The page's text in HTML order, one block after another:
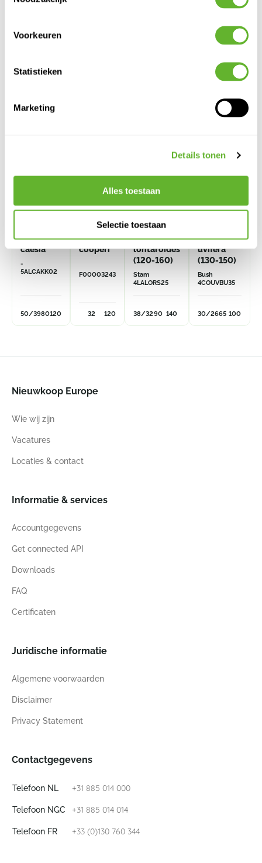
Voorkeuren
Statistieken
Marketing
Details tonen
Alles toestaan
Selectie toestaan
Aloe
caesia
-
5ALCAKK02
50/3980120
Cyathea
cooperi
F00003243
32 120
Latania
lontaroides
(120-160)
Stam
4LALORS25
38/3290 140
Coccoloba
uvifera
(130-150)
Bush
4COUVBU35
30/2665 100
Nieuwkoop Europe
Wie wij zijn
Vacatures
Locaties & contact
Informatie & services
Accountgegevens
Get connected API
Downloads
FAQ
Certificaten
Juridische informatie
Algemene voorwaarden
Disclaimer
Privacy Statement
Contactgegevens
Telefoon NL +31 885 014 000
Telefoon NGC +31 885 014 014
Telefoon FR +33 (0)130 760 344